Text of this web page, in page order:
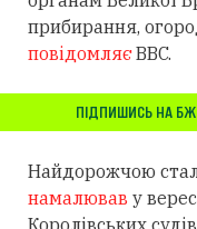
прибирання,
повідомляєBBC.
ПІДПИШИСЬ НА
Найдорожчою
намалював у
Королівських